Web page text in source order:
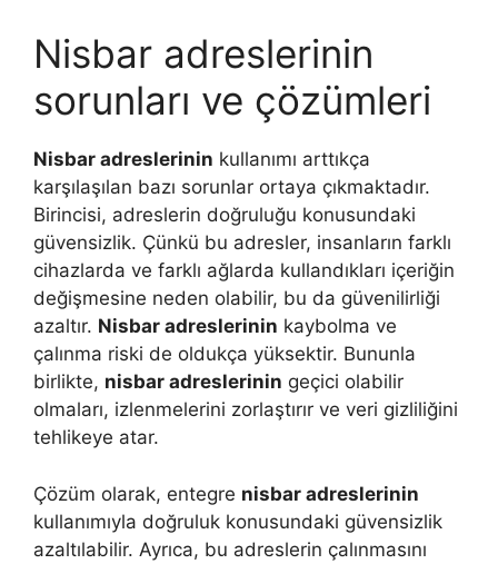
Nisbar adreslerinin
sorunları ve çözümleri
Nisbar adreslerinin kullanımı arttıkça
karşılaşılan bazı sorunlar ortaya çıkmaktadır.
Birincisi, adreslerin doğruluğu konusundaki
güvensizlik. Çünkü bu adresler, insanların farklı
cihazlarda ve farklı ağlarda kullandıkları içeriğin
değişmesine neden olabilir, bu da güvenilirliği
azaltır. Nisbar adreslerinin kaybolma ve
çalınma riski de oldukça yüksektir. Bununla
birlikte, nisbar adreslerinin geçici olabilir
olmaları, izlenmelerini zorlaştırır ve veri gizliliğini
tehlikeye atar.
Çözüm olarak, entegre nisbar adreslerinin
kullanımıyla doğruluk konusundaki güvensizlik
azaltılabilir. Ayrıca, bu adreslerin çalınmasını